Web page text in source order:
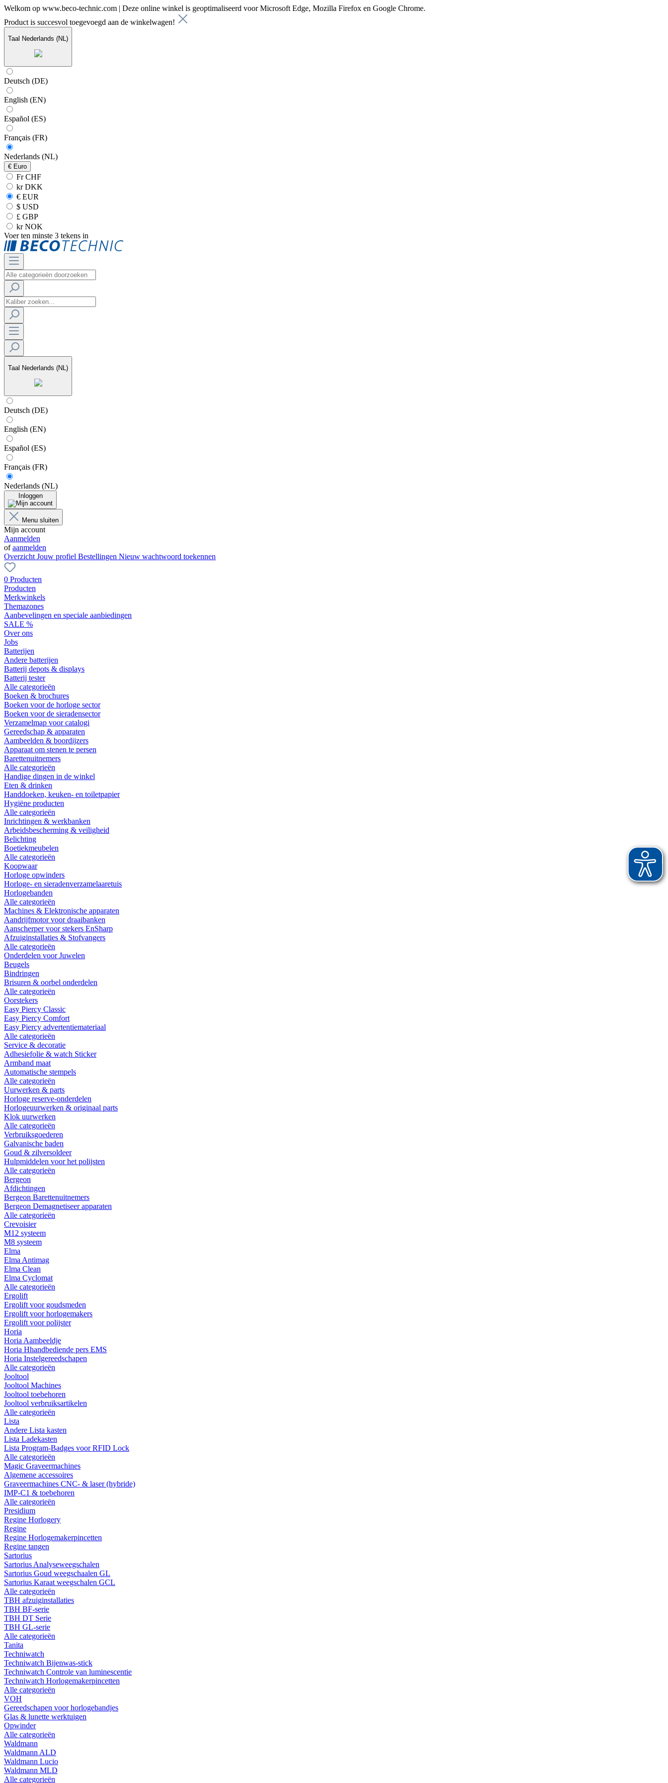
Welkom op www.beco-technic.com | Deze online winkel is geoptimaliseerd voor Microsoft Edge, Mozilla Firefox en Google Chrome.
Product is succesvol toegevoegd aan de winkelwagen!
Taal Nederlands (NL)
Deutsch (DE)
English (EN)
Español (ES)
Français (FR)
Nederlands (NL)
€ Euro
Fr CHF
kr DKK
€ EUR
$ USD
£ GBP
kr NOK
Voer ten minste 3 tekens in
Taal Nederlands (NL)
Deutsch (DE)
English (EN)
Español (ES)
Français (FR)
Nederlands (NL)
Inloggen
Menu sluiten
Mijn account
Aanmelden
ofaanmelden
Overzicht Jouw profiel Bestellingen Nieuw wachtwoord toekennen
0 Producten
Producten
Merkwinkels
Themazones
Aanbevelingen en speciale aanbiedingen
SALE %
Over ons
Jobs
Batterijen
Andere batterijen
Batterij depots & displays
Batterij tester
Alle categorieën
Boeken & brochures
Boeken voor de horloge sector
Boeken voor de sieradensector
Verzamelmap voor catalogi
Gereedschap & apparaten
Aambeelden & boordijzers
Apparaat om stenen te persen
Barettenuitnemers
Alle categorieën
Handige dingen in de winkel
Eten & drinken
Handdoeken, keuken- en toiletpapier
Hygiëne producten
Alle categorieën
Inrichtingen & werkbanken
Arbeidsbescherming & veiligheid
Belichting
Boetiekmeubelen
Alle categorieën
Koopwaar
Horloge opwinders
Horloge- en sieradenverzamelaaretuis
Horlogebanden
Alle categorieën
Machines & Elektronische apparaten
Aandrijfmotor voor draaibanken
Aanscherper voor stekers EnSharp
Afzuiginstallaties & Stofvangers
Alle categorieën
Onderdelen voor Juwelen
Beugels
Bindringen
Brisuren & oorbel onderdelen
Alle categorieën
Oorstekers
Easy Piercy Classic
Easy Piercy Comfort
Easy Piercy advertentiemateriaal
Alle categorieën
Service & decoratie
Adhesiefolie & watch Sticker
Armband maat
Automatische stempels
Alle categorieën
Uurwerken & parts
Horloge reserve-onderdelen
Horlogeuurwerken & originaal parts
Klok uurwerken
Alle categorieën
Verbruiksgoederen
Galvanische baden
Goud & zilversoldeer
Hulpmiddelen voor het polijsten
Alle categorieën
Bergeon
Afdichtingen
Bergeon Barettenuitnemers
Bergeon Demagnetiseer apparaten
Alle categorieën
Crevoisier
M12 systeem
M8 systeem
Elma
Elma Antimag
Elma Clean
Elma Cyclomat
Alle categorieën
Ergolift
Ergolift voor goudsmeden
Ergolift voor horlogemakers
Ergolift voor polijster
Horia
Horia Aambeeldje
Horia Hhandbediende pers EMS
Horia Instelgereedschapen
Alle categorieën
Jooltool
Jooltool Machines
Jooltool toebehoren
Jooltool verbruiksartikelen
Alle categorieën
Lista
Andere Lista kasten
Lista Ladekasten
Lista Program-Badges voor RFID Lock
Alle categorieën
Magic Graveermachines
Algemene accessoires
Graveermachines CNC- & laser (hybride)
IMP-C1 & toebehoren
Alle categorieën
Presidium
Regine Horlogery
Regine
Regine Horlogemakerpincetten
Regine tangen
Sartorius
Sartorius Analyseweegschalen
Sartorius Goud weegschaalen GL
Sartorius Karaat weegschalen GCL
Alle categorieën
TBH afzuiginstallaties
TBH BF-serie
TBH DT Serie
TBH GL-serie
Alle categorieën
Tanita
Techniwatch
Techniwatch Bijenwas-stick
Techniwatch Controle van luminescentie
Techniwatch Horlogemakerpincetten
Alle categorieën
VOH
Gereedschapen voor horlogebandjes
Glas & lunette werktuigen
Opwinder
Alle categorieën
Waldmann
Waldmann ALD
Waldmann Lucio
Waldmann MLD
Alle categorieën